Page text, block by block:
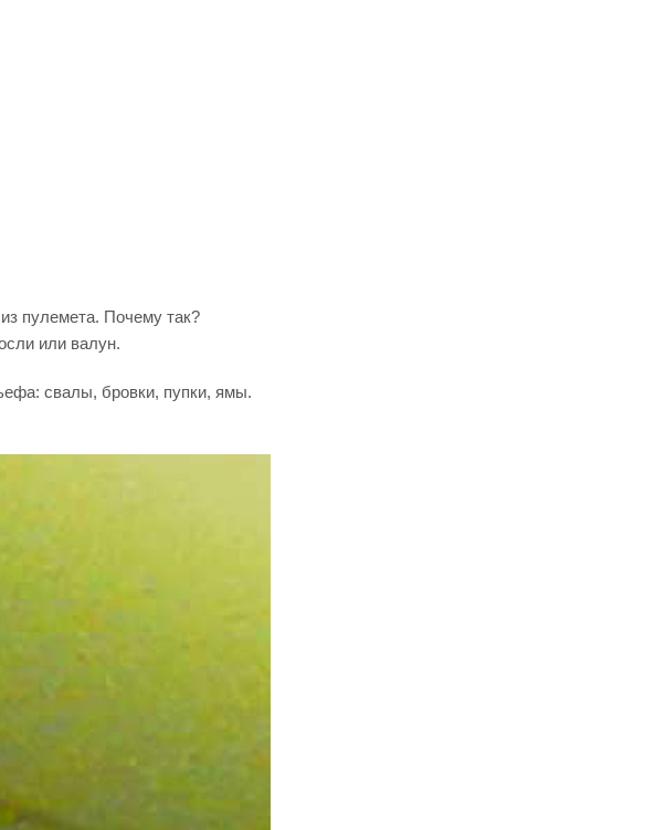
пулемета. Почему так?
или валун.
свалы, бровки, пупки, ямы.